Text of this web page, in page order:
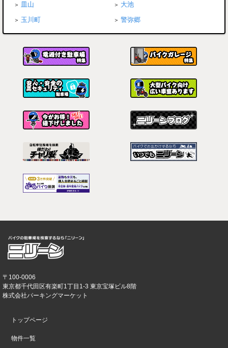
皿山
大池
玉川町
警弥郷
〒100-0006
東京都千代田区有楽町1丁目1-3 東京宝塚ビル8階
株式会社パーキングマーケット
トップページ
物件一覧